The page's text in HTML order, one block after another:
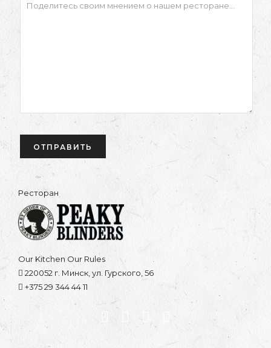
Ресторан
Our Kitchen Our Rules
220052 г. Минск, ул. Гурского, 56
+375 29 344 44 11